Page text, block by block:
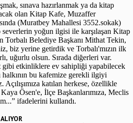
sınava hazırlanmak ya da kitap
olan Kitap Kafe, Muzaffer
(Muratbey Mahallesi 3552.sokak)
yoğun ilgisi ile karşılaşan Kitap
Torbalı Belediye Başkanı Mithat Tekin,
biz yerine getirdik ve Torbalı'mızın ilk
uğurlu olsun. Sırada diğerleri var.
gibi etkinliklere ev sahipliği yapabilecek
bu kafemize gerekli ilgiyi
Açılışımıza katılan herkese, özellikle
Ösen'e, İlçe Başkanlarımıza, Meclis
ifadelerini kullandı.